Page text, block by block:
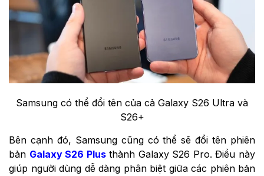
Samsung có thể đổi tên của cả Galaxy S26 Ultra và
S26+
Bên cạnh đó, Samsung cũng có thể sẽ đổi tên phiên
bản Galaxy S26 Plusthành Galaxy S26 Pro. Điều này
giúp người dùng dễ dàng phân biệt giữa các phiên bản